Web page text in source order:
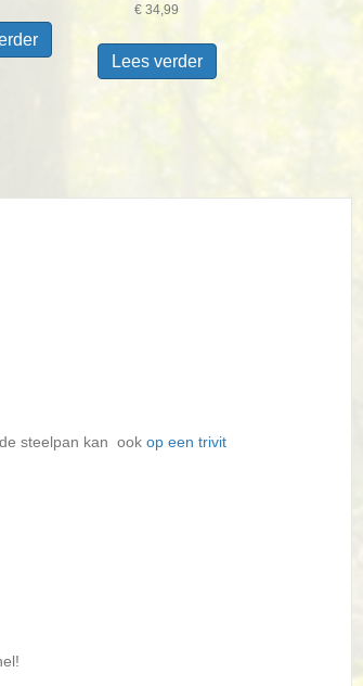
€ 34,99
Lees verder
steelpan kan ook op een trivit